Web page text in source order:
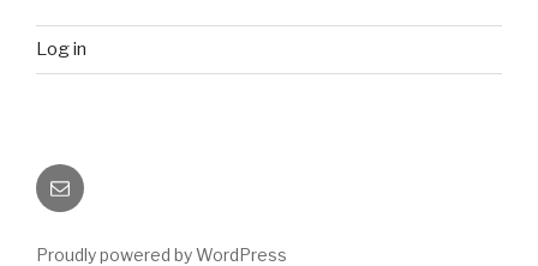
Log in
Email
Proudly powered by WordPress